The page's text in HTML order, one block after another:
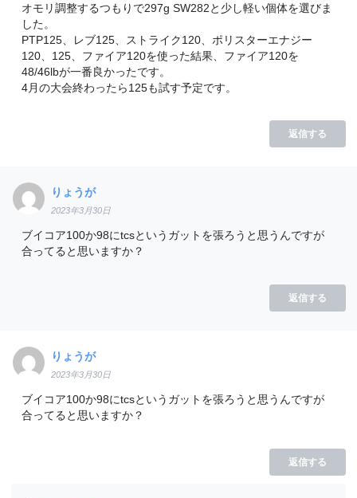
オモリ調整するつもりで297g SW282と少し軽い個体を選びま
した。
PTP125、レブ125、ストライク120、ポリスターエナジー
120、125、ファイア120を使った結果、ファイア120を
48/46lbが一番良かったです。
4月の大会終わったら125も試す予定です。
返信する
りょうが
2023年3月30日
ブイコア100か98にtcsというガットを張ろうと思うんですが
合ってると思いますか？
返信する
りょうが
2023年3月30日
ブイコア100か98にtcsというガットを張ろうと思うんですが
合ってると思いますか？
返信する